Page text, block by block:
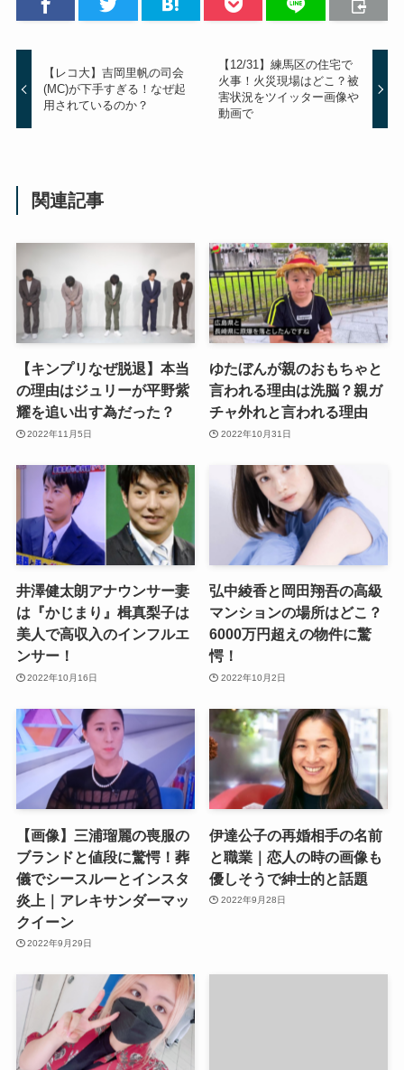
【レコ大】吉岡里帆の司会
(MC)が下手すぎる！なぜ起
用されているのか？
【12/31】練馬区の住宅で
火事！火災現場はどこ？被
害状況をツイッター画像や
動画で
関連記事
【キンプリなぜ脱退】本当
の理由はジュリーが平野紫
耀を追い出す為だった？
2022年11月5日
ゆたぼんが親のおもちゃと
言われる理由は洗脳？親ガ
チャ外れと言われる理由
2022年10月31日
井澤健太朗アナウンサー妻
は『かじまり』楫真梨子は
美人で高収入のインフルエ
ンサー！
2022年10月16日
弘中綾香と岡田翔吾の高級
マンションの場所はどこ？
6000万円超えの物件に驚
愕！
2022年10月2日
【画像】三浦瑠麗の喪服の
ブランドと値段に驚愕！葬
儀でシースルーとインスタ
炎上｜アレキサンダーマッ
クイーン
2022年9月29日
伊達公子の再婚相手の名前
と職業｜恋人の時の画像も
優しそうで紳士的と話題
2022年9月28日